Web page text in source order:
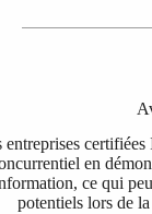
entreprises
en
ce qui
potentiels lors de